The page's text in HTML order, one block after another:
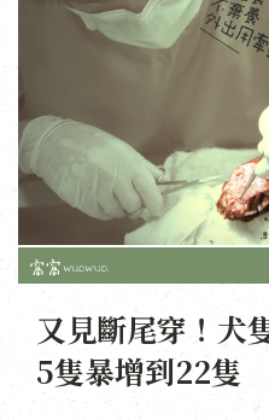
又見斷尾穿！犬
5隻暴增到22隻